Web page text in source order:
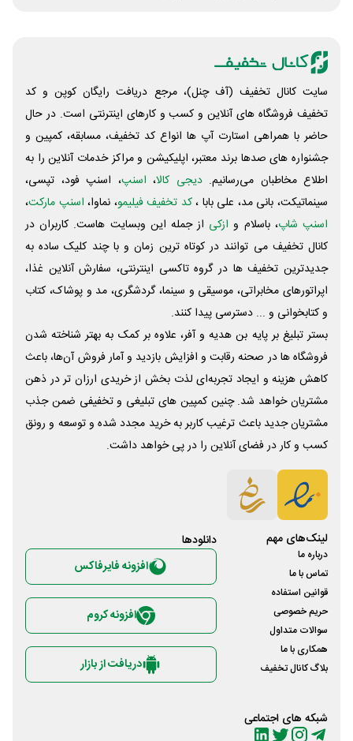
سایت کانال تخفیف (آف چنل)، مرجع دریافت رایگان کوپن و کد
تخفیف فروشگاه های آنلاین و کسب و‌ کارهای اینترنتی است. در حال
حاضر با همراهی استارت آپ ها انواع کد تخفیف، مسابقه، کمپین و
جشنواره های صدها برند معتبر، اپلیکیشن و مراکز خدمات آنلاین را به
اطلاع مخاطبان می‌رسانیم. دیجی کالا، اسنپ، اسنپ فود، تپسی،
سینماتیکت، بانی مد، علی‌ بابا ،کد تخفیف فیلیمو، نماوا، اسنپ مارکت،
اسنپ شاپ، باسلام و ازکی از جمله این وبسایت ‌هاست. کاربران در
کانال تخفیف می توانند در کوتاه ترین زمان و با چند کلیک ساده به
جدیدترین تخفیف ها در گروه تاکسی اینترنتی، سفارش آنلاین غذا،
اپراتورهای مخابراتی، موسیقی و سینما، گردشگری، مد و پوشاک، کتاب
و کتابخوانی و ... دسترسی پیدا کنند.
بستر تبلیغ بر پایه بن هدیه و آفر، علاوه بر کمک به بهتر شناخته شدن
فروشگاه ها در صحنه رقابت و افزایش بازدید و آمار فروش آن‌ها، باعث
کاهش هزینه و ایجاد تجربه‌ای لذت بخش از خریدی ارزان تر در ذهن
مشتریان خواهد شد. چنین کمپین های تبلیغی و تخفیفی ضمن جذب
مشتریان جدید باعث ترغیب کاربر به خرید مجدد شده و توسعه و رونق
کسب و کار در فضای آنلاین را در پی خواهد داشت.
لینک‌های مهم
درباره ما
تماس با ما
قوانین استفاده
حریم خصوصی
سوالات متداول
همکاری با ما
بلاگ کانال تخفیف
شبکه های اجتماعی
دانلود‌ها
افزونه فایرفاکس
افزونه کروم
دریافت از بازار